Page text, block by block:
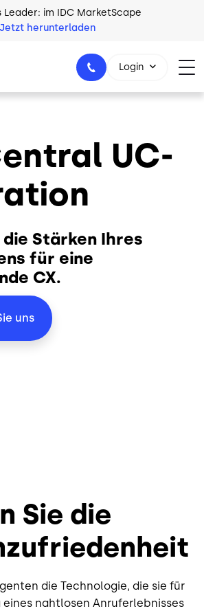
Leader: im IDC MarketScape
Jetzt herunterladen
+49 89 231 201 864
Login
UC-
die Stärken Ihres
für eine
CX.
uns
Sie die
die Technologie, die sie für
nahtlosen Anruferlebnisses